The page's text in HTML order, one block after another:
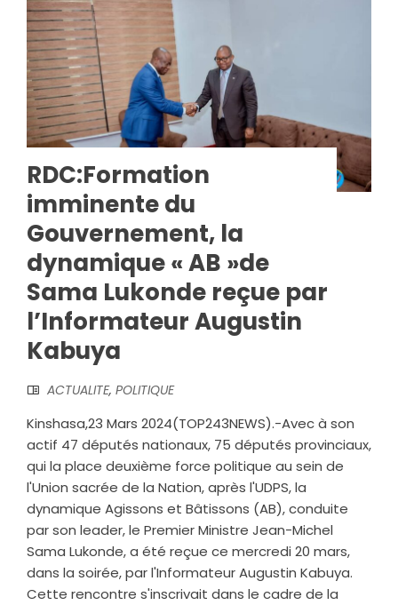
RDC:Formation
imminente du
Gouvernement, la
dynamique « AB »de
Sama Lukonde reçue par
l’Informateur Augustin
Kabuya
ACTUALITE, POLITIQUE
Kinshasa,23 Mars 2024(TOP243NEWS).-Avec à son
actif 47 députés nationaux, 75 députés provinciaux,
qui la place deuxième force politique au sein de
l'Union sacrée de la Nation, après l'UDPS, la
dynamique Agissons et Bâtissons (AB), conduite
par son leader, le Premier Ministre Jean-Michel
Sama Lukonde, a été reçue ce mercredi 20 mars,
dans la soirée, par l'Informateur Augustin Kabuya.
Cette rencontre s'inscrivait dans le cadre de la